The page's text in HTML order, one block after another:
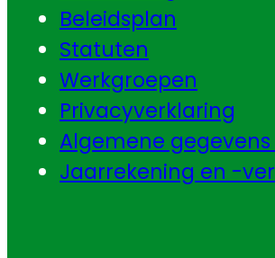
Beleidsplan
Statuten
Werkgroepen
Privacyverklaring
Algemene gegevens
Jaarrekening en -